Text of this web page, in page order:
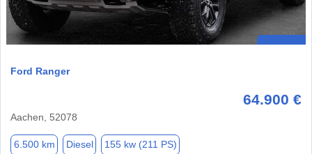
Ford Ranger
64.900 €
Aachen, 52078
6.500 km Diesel 155 kw (211 PS)